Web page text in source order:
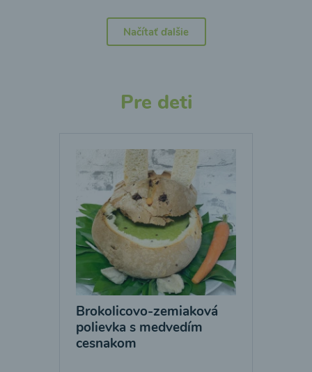
Načítať ďalšie
Pre deti
Brokolicovo-zemiaková
polievka s medvedím
cesnakom